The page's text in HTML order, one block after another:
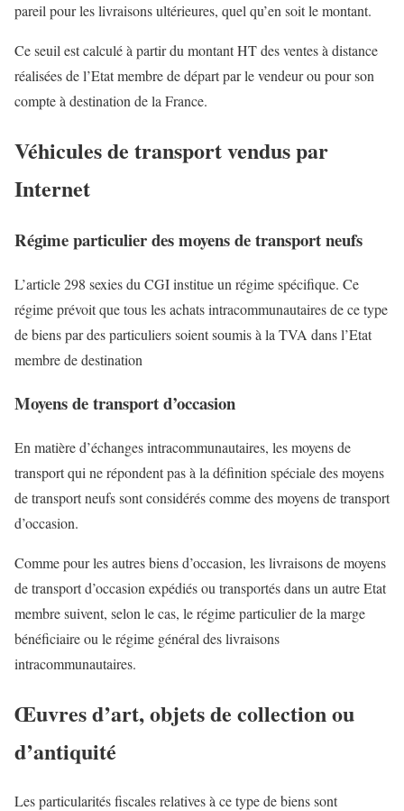
pareil pour les livraisons ultérieures, quel qu’en soit le montant.
Ce seuil est calculé à partir du montant HT des ventes à distance
réalisées de l’Etat membre de départ par le vendeur ou pour son
compte à destination de la France.
Véhicules de transport vendus par
Internet
Régime particulier des moyens de transport neufs
L’article 298 sexies du CGI institue un régime spécifique. Ce
régime prévoit que tous les achats intracommunautaires de ce type
de biens par des particuliers soient soumis à la TVA dans l’Etat
membre de destination
Moyens de transport d’occasion
En matière d’échanges intracommunautaires, les moyens de
transport qui ne répondent pas à la définition spéciale des moyens
de transport neufs sont considérés comme des moyens de transport
d’occasion.
Comme pour les autres biens d’occasion, les livraisons de moyens
de transport d’occasion expédiés ou transportés dans un autre Etat
membre suivent, selon le cas, le régime particulier de la marge
bénéficiaire ou le régime général des livraisons
intracommunautaires.
Œuvres d’art, objets de collection ou
d’antiquité
Les particularités fiscales relatives à ce type de biens sont